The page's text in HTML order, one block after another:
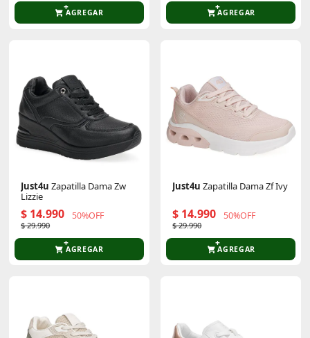
AGREGAR AGREGAR
Just4u Zapatilla Dama Zw
Lizzie
$ 14.990 50%OFF
$ 29.990
AGREGAR
Just4u Zapatilla Dama Zf Ivy
$ 14.990 50%OFF
$ 29.990
AGREGAR